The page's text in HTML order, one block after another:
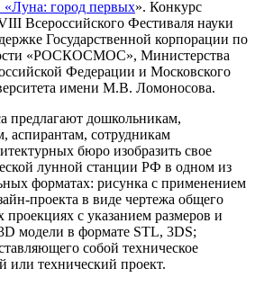
«Луна: город первых». Конкурс
Всероссийского Фестиваля науки
Государственной корпорации по
«РОСКОСМОС», Министерства
Федерации и Московского
имени М.В. Ломоносова.
предлагают дошкольникам,
аспирантам, сотрудникам
бюро изобразить свое
лунной станции РФ в одном из
форматах: рисунка с применением
проекта в виде чертежа общего
проекциях с указанием размеров и
модели в формате STL, 3DS;
собой техническое
или технический проект.